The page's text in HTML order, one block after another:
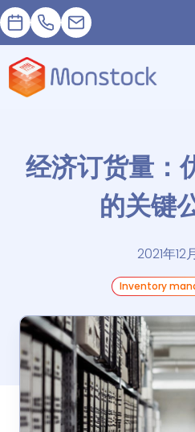
預約 +33 1 83 62 25 41
经济订货量：
的关键
2021年12
Inventory